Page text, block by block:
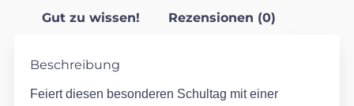
Gut zu wissen! Rezensionen (0)
Beschreibung
Feiert diesen besonderen Schultag mit einer